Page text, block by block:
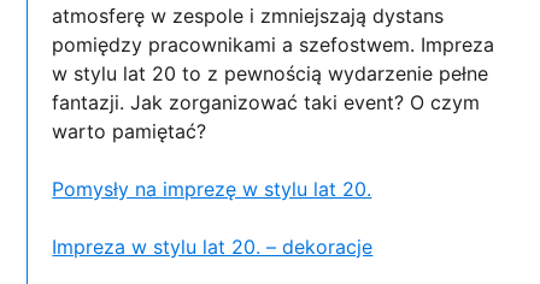
atmosferę w zespole i zmniejszają dystans
pomiędzy pracownikami a szefostwem. Impreza
w stylu lat 20 to z pewnością wydarzenie pełne
fantazji. Jak zorganizować taki event? O czym
warto pamiętać?
Pomysły na imprezę w stylu lat 20.
Impreza w stylu lat 20. – dekoracje